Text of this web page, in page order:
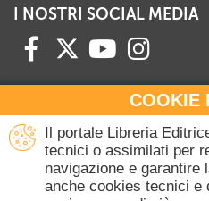
COOKIE
Il portale Libreria
tecnici o assimilati per
navigazione e garantire
anche cookies tecnici e
I NOSTRI SOCIAL MEDIA
HAI BISOGNO DI
Contattaci
+39 06